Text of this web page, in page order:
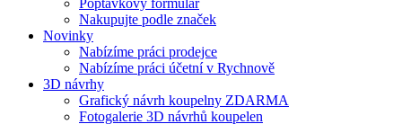
Poptávkový formulář
Nakupujte podle značek
Novinky
Nabízíme práci prodejce
Nabízíme práci účetní v Rychnově
3D návrhy
Grafický návrh koupelny ZDARMA
Fotogalerie 3D návrhů koupelen